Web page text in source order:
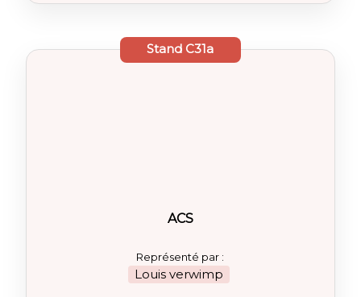
Stand C31a
ACS
Représenté par :
Louis verwimp